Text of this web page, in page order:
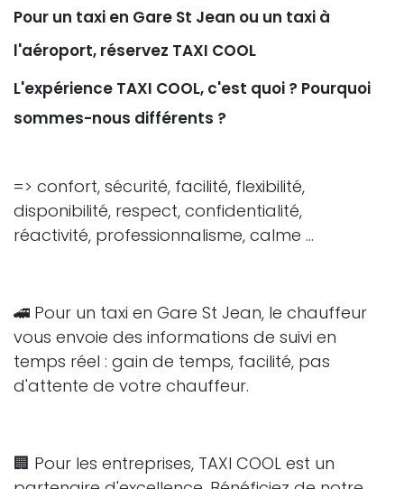
Pour un taxi en Gare St Jean ou un taxi à
l'aéroport, réservez TAXI COOL
L'expérience TAXI COOL, c'est quoi ? Pourquoi
sommes-nous différents ?
=> confort, sécurité, facilité, flexibilité,
disponibilité, respect, confidentialité,
réactivité, professionnalisme, calme ...
🚄 Pour un taxi en Gare St Jean, le chauffeur
vous envoie des informations de suivi en
temps réel : gain de temps, facilité, pas
d'attente de votre chauffeur.
🏢 Pour les entreprises, TAXI COOL est un